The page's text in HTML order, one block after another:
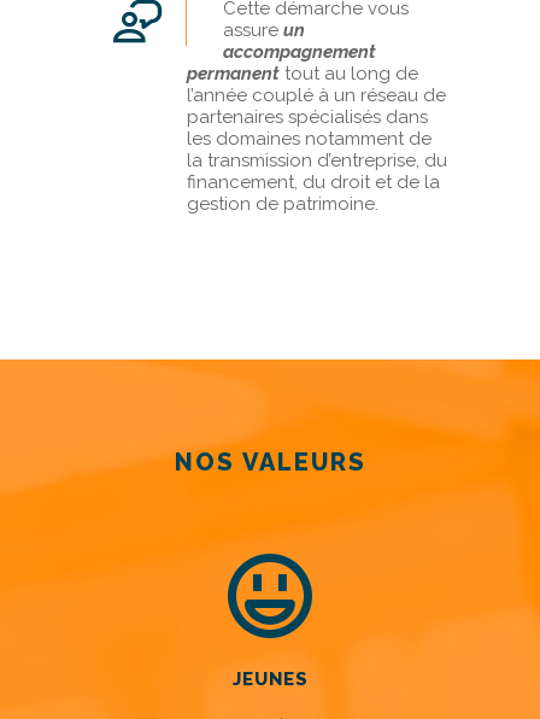
Cette démarche vous
assure un
accompagnement
permanent tout au long de
l’année couplé à un réseau de
partenaires spécialisés dans
les domaines notamment de
la transmission d’entreprise, du
financement, du droit et de la
gestion de patrimoine.
NOS VALEURS
JEUNES